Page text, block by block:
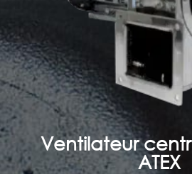
Ventilateur
ATEX